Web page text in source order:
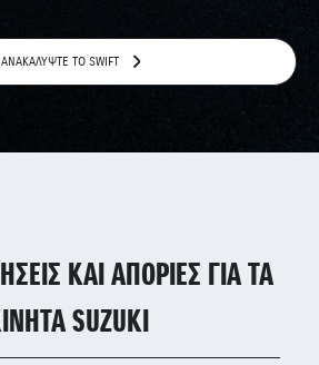
ΑΝΑΚΑΛΥΨΤΕ ΤΟ SWIFT
ΚΑΙ ΑΠΟΡΙΕΣ ΓΙΑ ΤΑ
SUZUKI